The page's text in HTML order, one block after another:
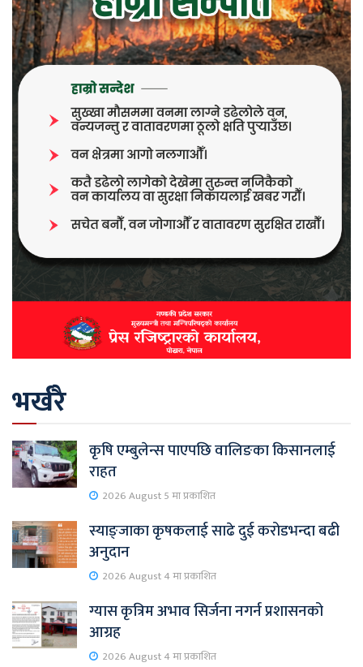
भर्खरै
कृषि एम्बुलेन्स पाएपछि वालिङका किसानलाई
राहत
2026 August 5 मा प्रकाशित
स्याङ्जाका कृषकलाई साढे दुई करोडभन्दा बढी
अनुदान
2026 August 4 मा प्रकाशित
ग्यास कृत्रिम अभाव सिर्जना नगर्न प्रशासनको
आग्रह
2026 August 4 मा प्रकाशित